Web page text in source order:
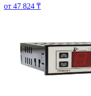
от 47 824 ₸